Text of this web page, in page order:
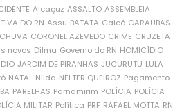
Alcaçuz ASSALTO ASSEMBLEIA
DO RN Assu BATATA Caicó CARAÚBAS
CORONEL AZEVEDO CRIME CRUZETA
novos Dilma Governo do RN HOMICÍDIO
JARDIM DE PIRANHAS JUCURUTU LULA
NATAL Nilda NÉLTER QUEIROZ Pagamento
PARELHAS Parnamirim POLÍCIA POLÍCIA
MILITAR Política PRF RAFAEL MOTTA RN